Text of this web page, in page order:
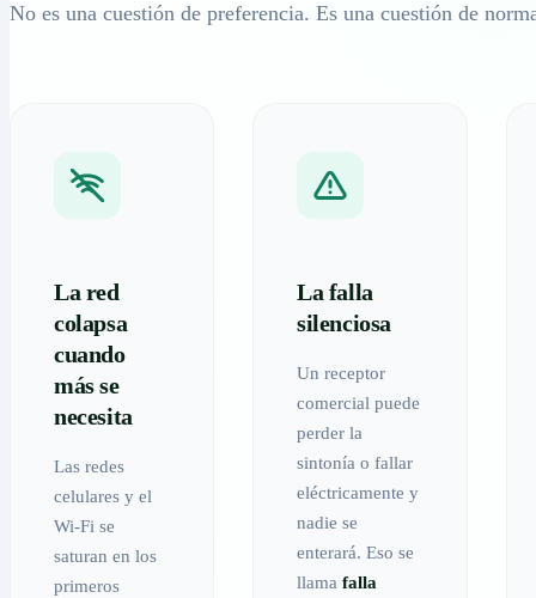
No es una cuestión de preferencia. Es una cuestión de
La red
colapsa
cuando
más se
necesita
Las redes
celulares y el
Wi-Fi se
saturan en los
primeros
La falla
silenciosa
Un receptor
comercial puede
perder la
sintonía o fallar
eléctricamente y
nadie se
enterará. Eso se
llama falla